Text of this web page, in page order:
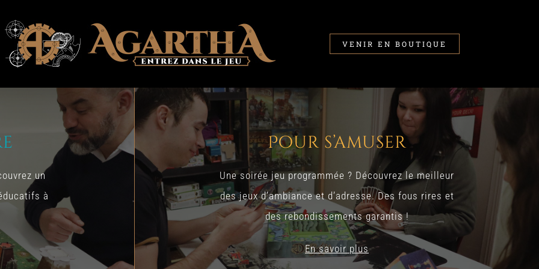
VENIR EN BOUTIQUE
un
à
Pour s’amuser
Une soirée jeu programmée ? Découvrez le meilleur
des jeux d’ambiance et d’adresse. Des fous rires et
des rebondissements garantis !
En savoir plus